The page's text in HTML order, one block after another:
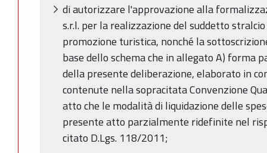
di autorizzare l'approvazione alla
s.r.l. per la realizzazione del suddetto
promozione turistica, nonché la
base dello schema che in allegato A) forma
della presente deliberazione, elaborato in
contenute nella sopracitata Convenzione
atto che le modalità di liquidazione delle
presente atto parzialmente ridefinite nel
citato D.Lgs. 118/2011;